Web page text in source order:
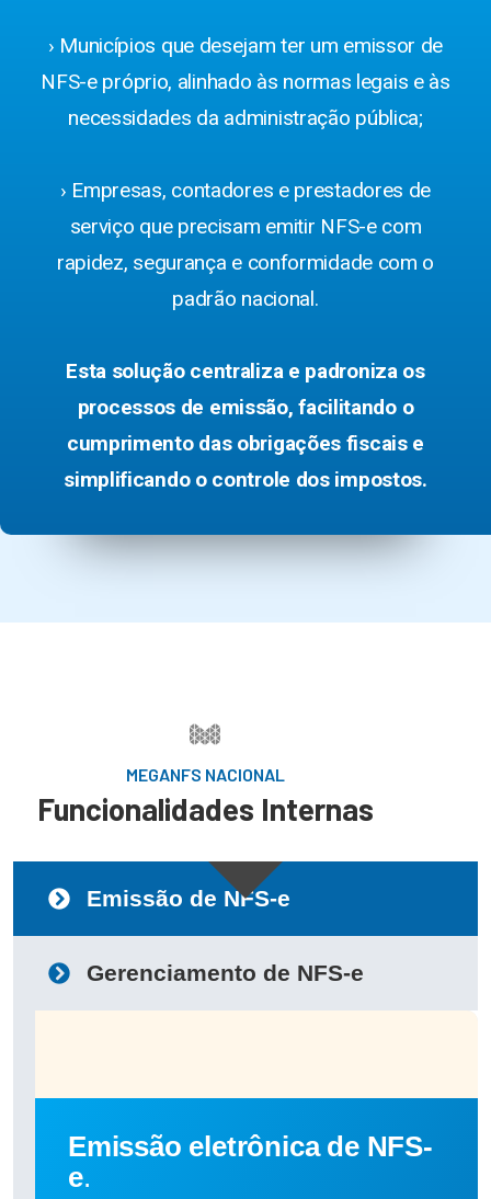
› Municípios que desejam ter um emissor de
NFS-e próprio, alinhado às normas legais e às
necessidades da administração pública;
› Empresas, contadores e prestadores de
serviço que precisam emitir NFS-e com
rapidez, segurança e conformidade com o
padrão nacional.
Esta solução centraliza e padroniza os
processos de emissão, facilitando o
cumprimento das obrigações fiscais e
simplificando o controle dos impostos.
MEGANFS NACIONAL
Funcionalidades Internas
Emissão de NFS-e
Gerenciamento de NFS-e
Emissão eletrônica de NFS-
e.